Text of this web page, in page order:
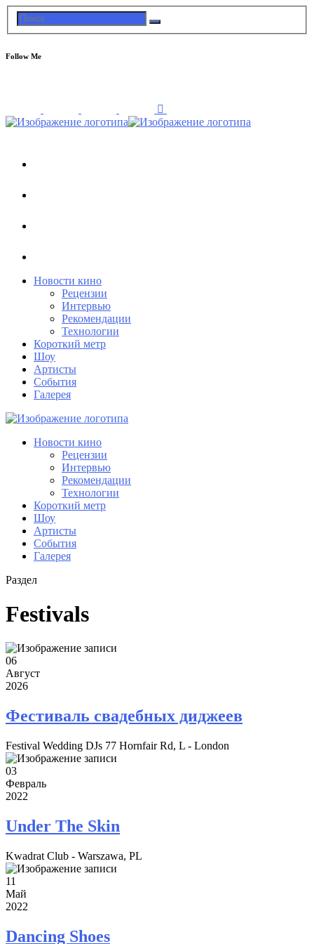
Follow Me
Новости кино
Рецензии
Интервью
Рекомендации
Технологии
Короткий метр
Шоу
Артисты
События
Галерея
Новости кино
Рецензии
Интервью
Рекомендации
Технологии
Короткий метр
Шоу
Артисты
События
Галерея
Раздел
Festivals
06
Август
2026
Фестиваль свадебных диджеев
Festival Wedding DJs 77 Hornfair Rd, L - London
03
Февраль
2022
Under The Skin
Kwadrat Club - Warszawa, PL
11
Май
2022
Dancing Shoes